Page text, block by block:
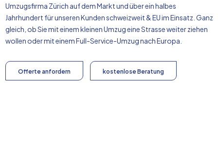
Umzugsfirma Zürich auf dem Markt und über ein halbes
Jahrhundert für unseren Kunden schweizweit & EU im Einsatz. Ganz
gleich, ob Sie mit einem kleinen Umzug eine Strasse weiter ziehen
wollen oder mit einem Full-Service-Umzug nachEuropa
Offerte anfordern kostenlose Beratung